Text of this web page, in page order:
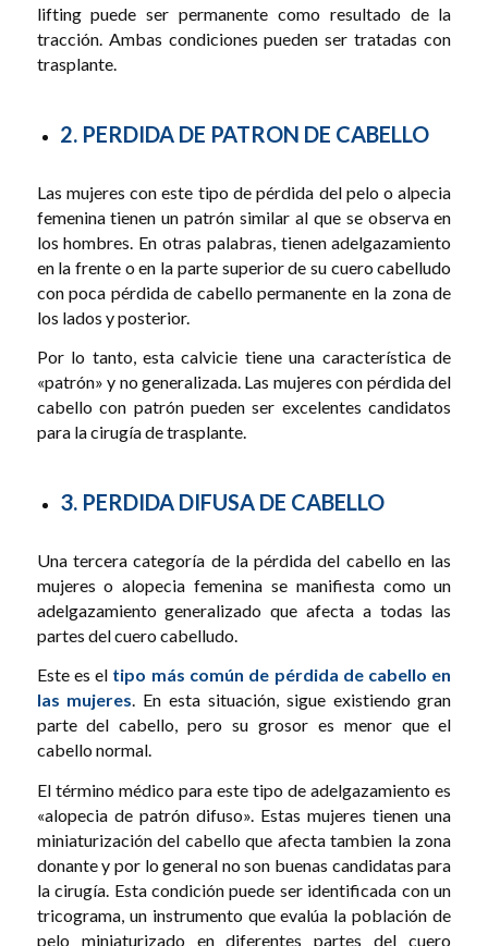
lifting puede ser permanente como resultado de la
tracción. Ambas condiciones pueden ser tratadas con
trasplante.
2. PERDIDA DE PATRON DE CABELLO
Las mujeres con este tipo de pérdida del pelo o alpecia
femenina tienen un patrón similar al que se observa en
los hombres. En otras palabras, tienen adelgazamiento
en la frente o en la parte superior de su cuero cabelludo
con poca pérdida de cabello permanente en la zona de
los lados y posterior.
Por lo tanto, esta calvicie tiene una característica de
«patrón» y no generalizada. Las mujeres con pérdida del
cabello con patrón pueden ser excelentes candidatos
para la cirugía de trasplante.
3. PERDIDA DIFUSA DE CABELLO
Una tercera categoría de la pérdida del cabello en las
mujeres o alopecia femenina se manifiesta como un
adelgazamiento generalizado que afecta a todas las
partes del cuero cabelludo.
Este es el tipo más común de pérdida de cabello en
las mujeres. En esta situación, sigue existiendo gran
parte del cabello, pero su grosor es menor que el
cabello normal.
El término médico para este tipo de adelgazamiento es
«alopecia de patrón difuso». Estas mujeres tienen una
miniaturización del cabello que afecta tambien la zona
donante y por lo general no son buenas candidatas para
la cirugía. Esta condición puede ser identificada con un
tricograma, un instrumento que evalúa la población de
pelo miniaturizado en diferentes partes del cuero